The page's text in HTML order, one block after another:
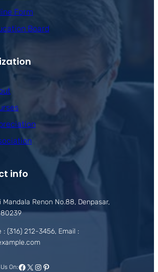
Form
Board
info
Mandala Renon No.88, Denpasar,
: (316) 212-3456, Email :
On:Facebook
X Instagram
Pinterest